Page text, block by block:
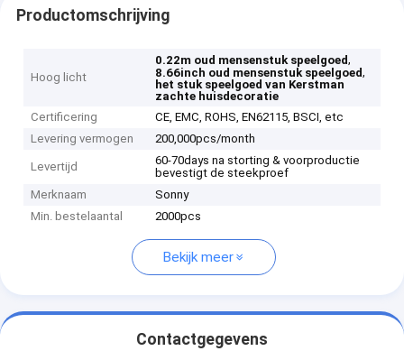
Productomschrijving
Hoog licht
0.22m oud mensenstuk speelgoed,
8.66inch oud mensenstuk speelgoed,
het stuk speelgoed van Kerstman
zachte huisdecoratie
Certificering
CE, EMC, ROHS, EN62115, BSCI, etc
Levering vermogen
200,000pcs/month
Levertijd
60-70days na storting & voorproductie
bevestigt de steekproef
Merknaam
Sonny
Min. bestelaantal
2000pcs
Bekijk meer
Contactgegevens